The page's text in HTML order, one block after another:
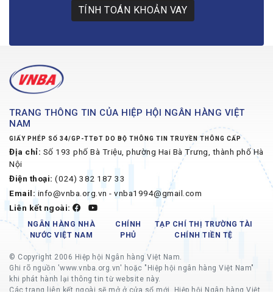
TÍNH TOÁN KHOẢN VAY
TRANG THÔNG TIN CỦA HIỆP HỘI NGÂN HÀNG VIỆT
NAM
GIẤY PHÉP SỐ 34/GP-TTĐT DO BỘ THÔNG TIN TRUYỀN THÔNG CẤP
Địa chỉ: Số 193 phố Bà Triệu, phường Hai Bà Trưng, thành phố Hà
Nội
Điện thoại: (024) 382 187 33
Email: info@vnba.org.vn - vnba1994@gmail.com
Liên kết ngoài:
NGÂN HÀNG NHÀ
NƯỚC VIỆT NAM
CHÍNH
PHỦ
TẠP CHÍ THỊ TRƯỜNG TÀI
CHÍNH TIỀN TỆ
© Copyright 2006 Hiệp hội Ngân hàng Việt Nam.
Ghi rõ nguồn 'www.vnba.org.vn' hoặc "Hiệp hội ngân hàng Việt Nam"
khi phát hành lại thông tin từ website này.
Các trang liên kết ngoài sẽ mở ở cửa sổ mới, Hiệp hội Ngân hàng Việt